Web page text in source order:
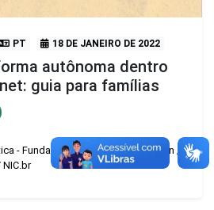
PT 18 DE JANEIRO DE 2022
autônoma dentro
guia para famílias
- Fundação FHC e Centro Edelstein /